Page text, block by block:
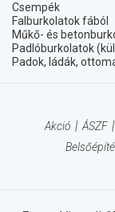
Csempék
Falburkolatok fából
Műkő- és
Padlóburkolatok
Padok, ládák,
Akció ÁSZF